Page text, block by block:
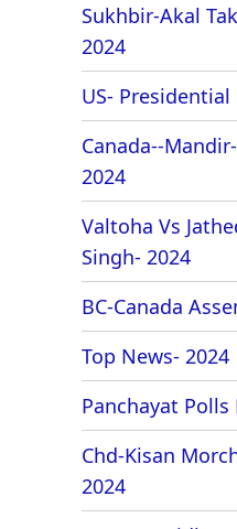
Sukhbir-Akal
2024
US-
Canada--
2024
Valtoha Vs
Singh- 2024
BC-Canada
Top News- 2024
Panchayat Polls
Chd-Kisan
2024